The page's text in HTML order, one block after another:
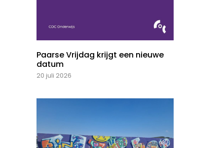
Paarse Vrijdag krijgt een nieuwe
datum
20 juli 2026